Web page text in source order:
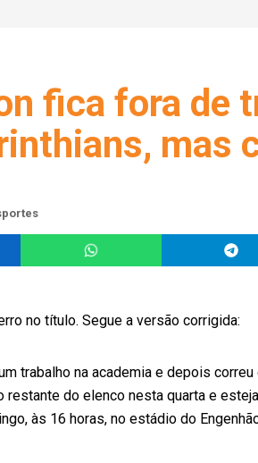
fica fora de
mas
no título. Segue a versão corrigida:
trabalho na academia e depois
do elenco nesta quarta e
às 16 horas, no estádio do